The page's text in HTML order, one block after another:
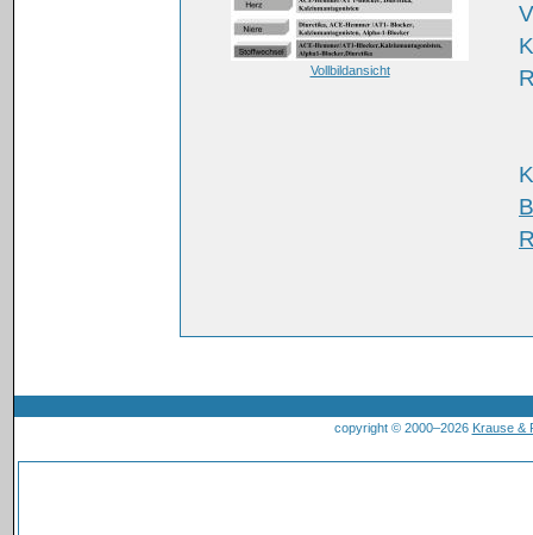
Vollbildansicht
copyright © 2000–2026 Krause &